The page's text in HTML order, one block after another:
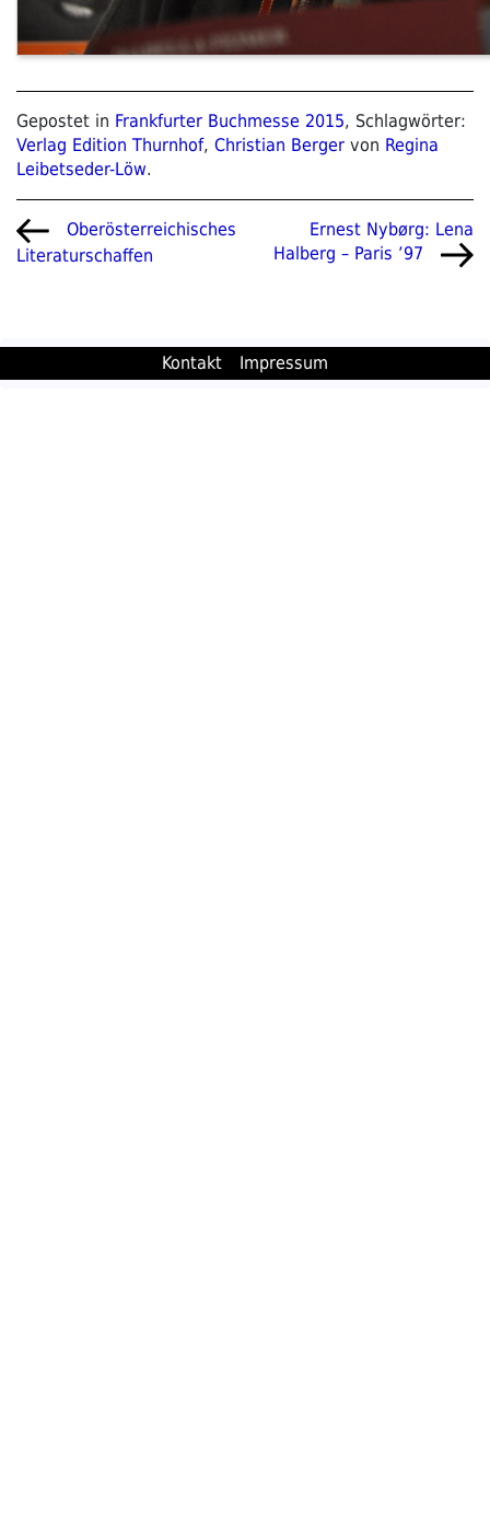
Gepostet in Frankfurter Buchmesse 2015, Schlagwörter:
Verlag Edition Thurnhof, Christian Berger von Regina
Leibetseder-Löw.
Beitragsnavigation
Vorheriger
Beitrag
Oberösterreichisches
Literaturschaffen
Nächster
Beitrag
Ernest Nybørg: Lena
Halberg – Paris ’97
Kontakt Impressum